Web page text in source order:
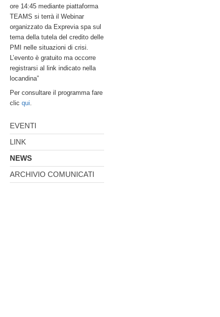
ore 14:45 mediante piattaforma
TEAMS si terrà il Webinar
organizzato da Exprevia spa sul
tema della tutela del credito delle
PMI nelle situazioni di crisi.
L’evento è gratuito ma occorre
registrarsi al link indicato nella
locandina”
Per consultare il programma fare
clic qui.
EVENTI
LINK
NEWS
ARCHIVIO COMUNICATI